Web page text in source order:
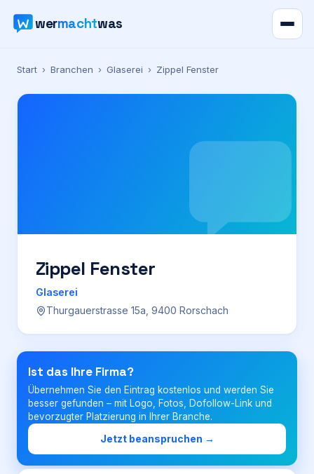
wermachtwas
Verzeichnis
Karte
Preise
Für Firmen
Login
Firma eintragen
Start › Branchen › Glaserei › Zippel Fenster
Zippel Fenster
Glaserei
Thurgauerstrasse 15a, 9400 Rorschach
Ist das Ihre Firma?
Übernehmen Sie den Eintrag kostenlos und werden Sie
besser gefunden – mit Logo, Fotos, Dofollow-Link und
bevorzugter Platzierung in Ihrer Branche.
Jetzt beanspruchen →